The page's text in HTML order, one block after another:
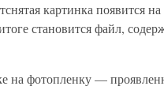
картинка появится
становится файл,
на фотопленку —